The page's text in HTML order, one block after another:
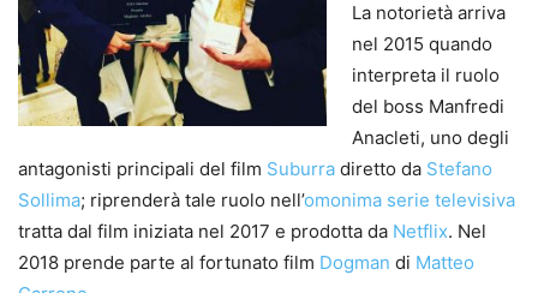
La notorietà arriva
nel 2015 quando
interpreta il ruolo
del boss Manfredi
Anacleti, uno degli
antagonisti principali del film Suburra diretto da Stefano
Sollima; riprenderà tale ruolo nell’omonima serie televisiva
tratta dal film iniziata nel 2017 e prodotta da Netflix. Nel
2018 prende parte al fortunato film Dogman di Matteo